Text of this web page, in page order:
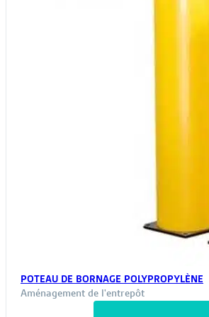
POTEAU DE BORNAGE POLYPROPYLÈNE
Aménagement de l'entrepôt